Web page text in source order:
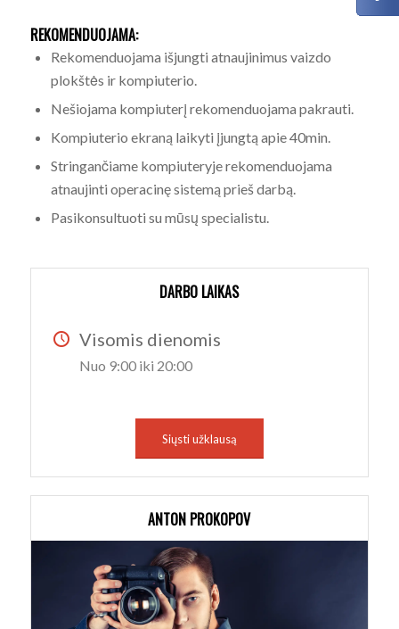
REKOMENDUOJAMA:
Rekomenduojama išjungti atnaujinimus vaizdo
plokštės ir kompiuterio.
Nešiojama kompiuterį rekomenduojama pakrauti.
Kompiuterio ekraną laikyti įjungtą apie 40min.
Stringančiame kompiuteryje rekomenduojama
atnaujinti operacinę sistemą prieš darbą.
Pasikonsultuoti su mūsų specialistu.
DARBO LAIKAS
Visomis dienomis
Nuo 9:00 iki 20:00
Siųsti užklausą
ANTON PROKOPOV